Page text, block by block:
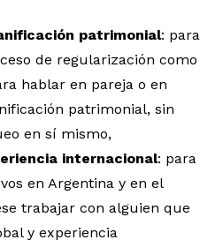
patrimonial: para
de regularización como
hablar en pareja o en
patrimonial, sin
en sí mismo,
internacional: para
en Argentina y en el
trabajar con alguien que
y experiencia